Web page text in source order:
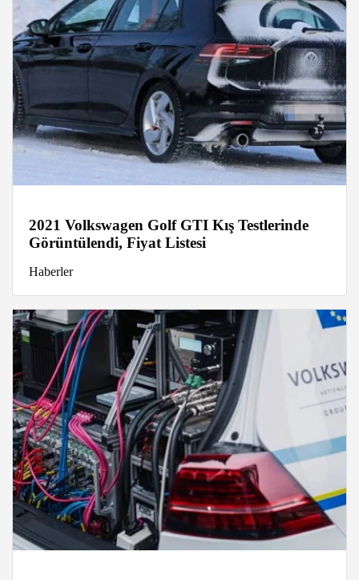
2021 Volkswagen Golf GTI Kış Testlerinde
Görüntülendi, Fiyat Listesi
Haberler